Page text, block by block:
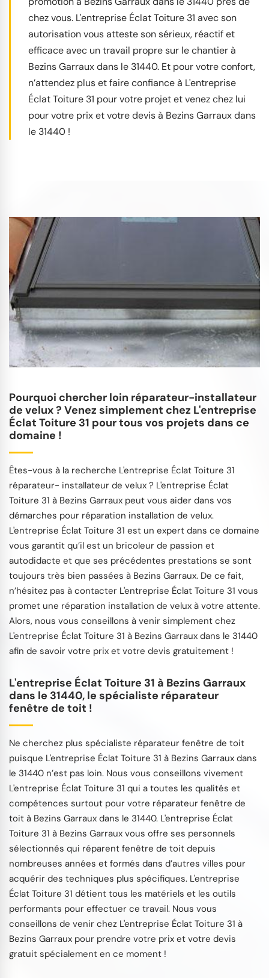
chez vous. L'entreprise Éclat Toiture 31 avec son
autorisation vous atteste son sérieux, réactif et
efficace avec un travail propre sur le chantier à
Bezins Garraux dans le 31440. Et pour votre confort,
n’attendez plus et faire confiance à L'entreprise
Éclat Toiture 31 pour votre projet et venez chez lui
pour votre prix et votre devis à Bezins Garraux dans
le 31440 !
Pourquoi chercher loin réparateur-installateur
de velux ? Venez simplement chez L'entreprise
Éclat Toiture 31 pour tous vos projets dans ce
domaine !
Êtes-vous à la recherche L'entreprise Éclat Toiture 31
réparateur- installateur de velux ? L'entreprise Éclat
Toiture 31 à Bezins Garraux peut vous aider dans vos
démarches pour réparation installation de velux.
L'entreprise Éclat Toiture 31 est un expert dans ce domaine
vous garantit qu’il est un bricoleur de passion et
autodidacte et que ses précédentes prestations se sont
toujours très bien passées à Bezins Garraux. De ce fait,
n’hésitez pas à contacter L'entreprise Éclat Toiture 31 vous
promet une réparation installation de velux à votre attente.
Alors, nous vous conseillons à venir simplement chez
L'entreprise Éclat Toiture 31 à Bezins Garraux dans le 31440
afin de savoir votre prix et votre devis gratuitement !
L'entreprise Éclat Toiture 31 à Bezins Garraux
dans le 31440, le spécialiste réparateur
fenêtre de toit !
Ne cherchez plus spécialiste réparateur fenêtre de toit
puisque L'entreprise Éclat Toiture 31 à Bezins Garraux dans
le 31440 n’est pas loin. Nous vous conseillons vivement
L'entreprise Éclat Toiture 31 qui a toutes les qualités et
compétences surtout pour votre réparateur fenêtre de
toit à Bezins Garraux dans le 31440. L'entreprise Éclat
Toiture 31 à Bezins Garraux vous offre ses personnels
sélectionnés qui réparent fenêtre de toit depuis
nombreuses années et formés dans d’autres villes pour
acquérir des techniques plus spécifiques. L'entreprise
Éclat Toiture 31 détient tous les matériels et les outils
performants pour effectuer ce travail. Nous vous
conseillons de venir chez L'entreprise Éclat Toiture 31 à
Bezins Garraux pour prendre votre prix et votre devis
gratuit spécialement en ce moment !